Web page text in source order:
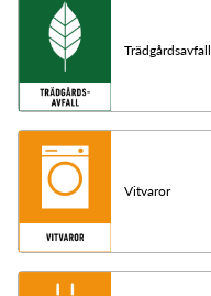
Trädgårdsavfall
Vitvaror